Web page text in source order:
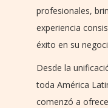
profesionales,
experiencia
éxito en su
Desde la
toda América
comenzó a